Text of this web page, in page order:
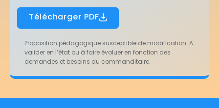
Télécharger PDF
Proposition pédagogique susceptible de modification. A
valider en l’état ou à faire évoluer en fonction des
demandes et besoins du commanditaire.